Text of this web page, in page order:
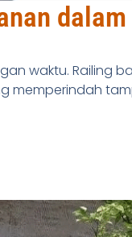
waktu. Railing
memperindah